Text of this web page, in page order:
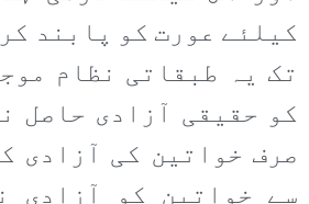
کیلئے عورت کو پابند
تک یہ طبقاتی نظام
کو حقیقی آزادی حاصل
صرف خواتین کی آزادی